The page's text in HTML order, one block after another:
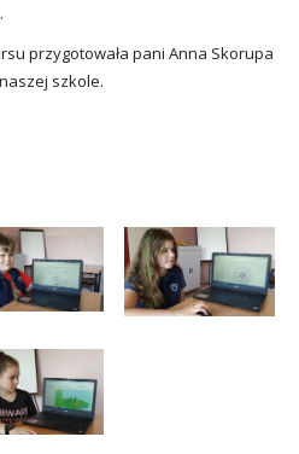
przygotowała pani Anna Skorupa
szkole.